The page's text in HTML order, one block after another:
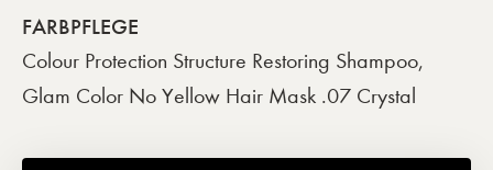
FARBPFLEGE
Colour Protection Structure Restoring Shampoo,
Glam Color No Yellow Hair Mask .07 Crystal